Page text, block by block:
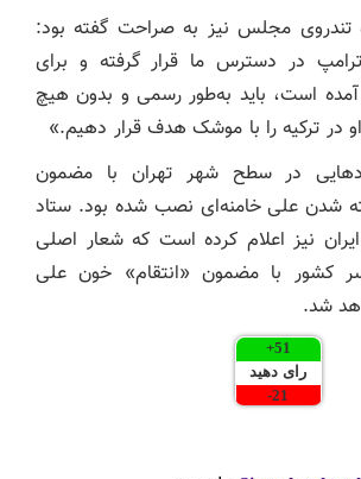
تندروی مجلس نیز به صراحت گفته بود:
در دسترس ما قرار گرفته و برای
است، باید به‌طور رسمی و بدون هیچ
در ترکیه را با موشک هدف قرار دهیم.»
در سطح شهر تهران با مضمون
شدن علی خامنه‌ای نصب شده بود. ستاد
نیز اعلام کرده است که شعار اصلی
کشور با مضمون «انتقام» خون علی
شد.
51
+
رای دهید
21
-